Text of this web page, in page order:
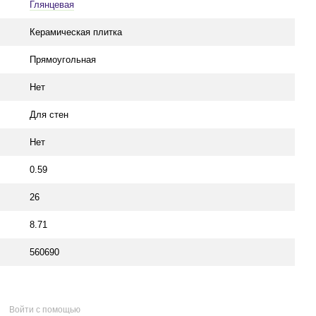
Глянцевая
Керамическая плитка
Прямоугольная
Нет
Для стен
Нет
0.59
26
8.71
560690
Войти с помощью